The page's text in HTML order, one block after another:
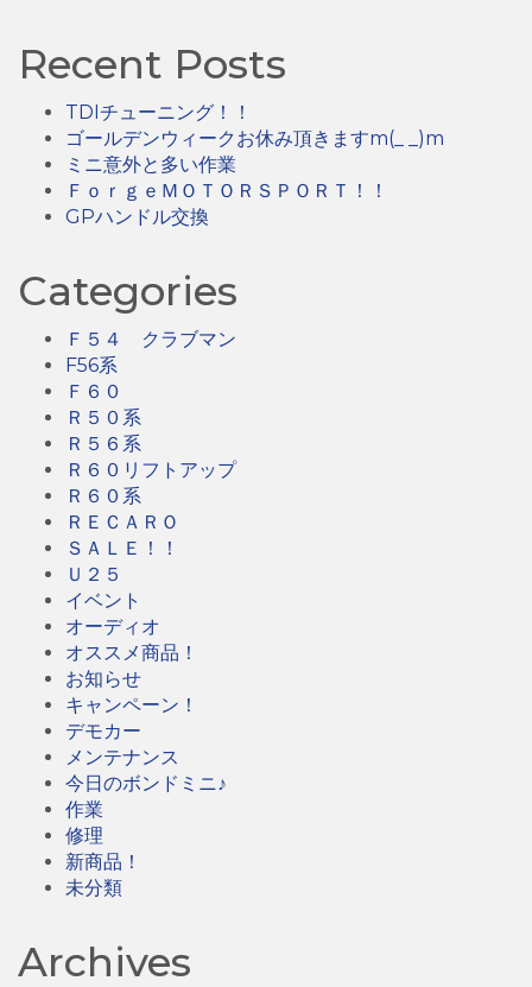
Recent Posts
TDIチューニング！！
ゴールデンウィークお休み頂きますm(_ _)m
ミニ意外と多い作業
ＦｏｒｇｅＭＯＴＯＲＳＰＯＲＴ！！
GPハンドル交換
Categories
Ｆ５４ クラブマン
F56系
Ｆ６０
Ｒ５０系
Ｒ５６系
Ｒ６０リフトアップ
Ｒ６０系
ＲＥＣＡＲＯ
ＳＡＬＥ！！
Ｕ２５
イベント
オーディオ
オススメ商品！
お知らせ
キャンペーン！
デモカー
メンテナンス
今日のボンドミニ♪
作業
修理
新商品！
未分類
Archives